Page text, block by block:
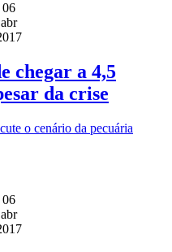
06
abr
chegar a 4,5
da crise
o cenário da pecuária
06
abr